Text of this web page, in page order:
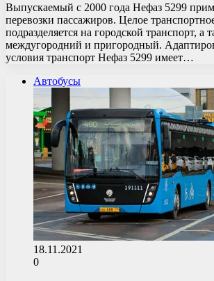
Выпускаемый с 2000 года Нефаз 5299
перевозки пассажиров. Целое
подразделяется на городской транспорт, а
междугородний и пригородный.
условия транспорт Нефаз 5299 имеет…
Автобусы
18.11.2021
0